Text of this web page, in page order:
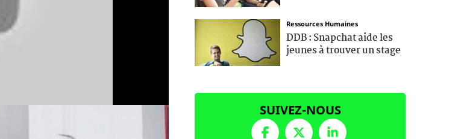
Ressources Humaines
DDB : Snapchat aide les
jeunes à trouver un stage
SUIVEZ-NOUS